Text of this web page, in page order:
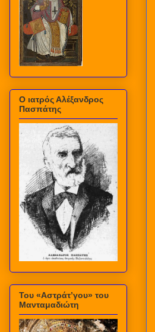
Ο ιατρός Αλέξανδρος
Πασπάτης
Του «Αστράτ’γου» του
Μανταμαδιώτη